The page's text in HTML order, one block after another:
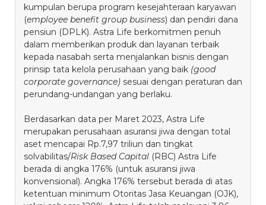
kumpulan berupa program kesejahteraan karyawan
(employee benefit group business) dan pendiri dana
pensiun (DPLK). Astra Life berkomitmen penuh
dalam memberikan produk dan layanan terbaik
kepada nasabah serta menjalankan bisnis dengan
prinsip tata kelola perusahaan yang baik (good
corporate governance) sesuai dengan peraturan dan
perundang-undangan yang berlaku.
Berdasarkan data per Maret 2023, Astra Life
merupakan perusahaan asuransi jiwa dengan total
aset mencapai Rp.7,97 triliun dan tingkat
solvabilitas/Risk Based Capital (RBC) Astra Life
berada di angka 176% (untuk asuransi jiwa
konvensional). Angka 176% tersebut berada di atas
ketentuan minimum Otoritas Jasa Keuangan (OJK),